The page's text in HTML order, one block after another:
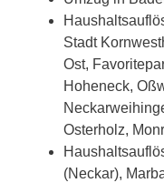
Stadt
Ost,
Hoheneck,
Osterholz,
(Neckar),